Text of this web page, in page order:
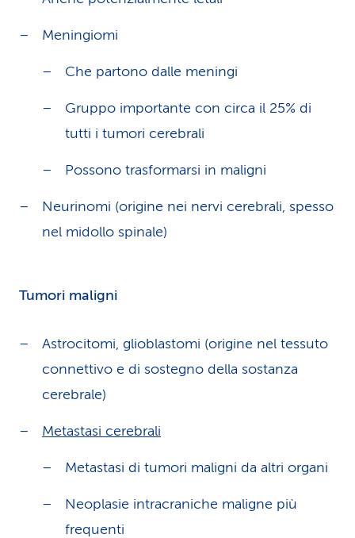
Meningiomi
Che partono dalle meningi
Gruppo importante con circa il 25% di
tutti i tumori cerebrali
Possono trasformarsi in maligni
Neurinomi (origine nei nervi cerebrali, spesso
nel midollo spinale)
Tumori maligni
Astrocitomi, glioblastomi (origine nel tessuto
connettivo e di sostegno della sostanza
cerebrale)
Metastasi cerebrali
Metastasi di tumori maligni da altri organi
Neoplasie intracraniche maligne più
frequenti